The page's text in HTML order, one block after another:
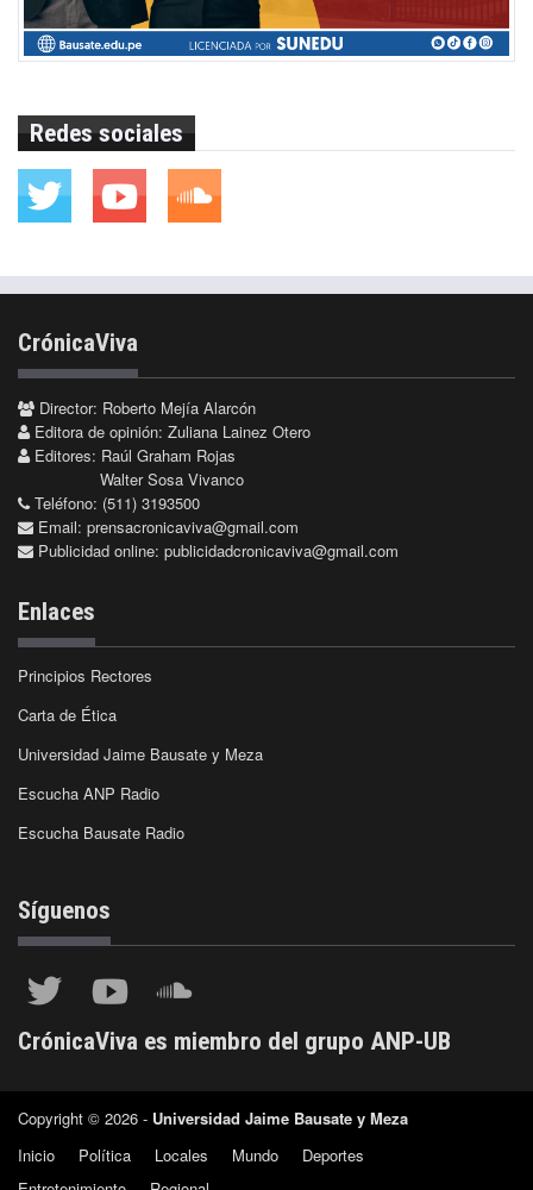
Redes sociales
CrónicaViva
Director: Roberto Mejía Alarcón
Editora de opinión: Zuliana Lainez Otero
Editores: Raúl Graham Rojas
Walter Sosa Vivanco
Teléfono: (511) 3193500
Email: prensacronicaviva@gmail.com
Publicidad online: publicidadcronicaviva@gmail.com
Enlaces
Principios Rectores
Carta de Ética
Universidad Jaime Bausate y Meza
Escucha ANP Radio
Escucha Bausate Radio
Síguenos
CrónicaViva es miembro del grupo ANP-UB
Copyright © 2026 - Universidad Jaime Bausate y Meza
Inicio
Política Locales Mundo
Deportes